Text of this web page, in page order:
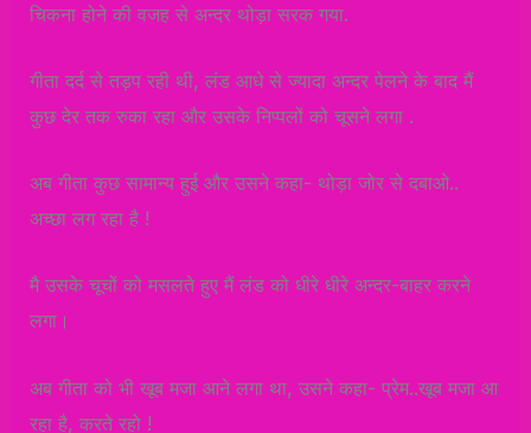
चिकना होने की वजह से अन्दर थोड़ा सरक गया.
गीता दर्द से तड़प रही थी, लंड आधे से ज्यादा अन्दर पेलने के बाद मैं
कुछ देर तक रुका रहा और उसके निप्पलों को चूसने लगा .
अब गीता कुछ सामान्य हुई और उसने कहा- थोड़ा जोर से दबाओ..
अच्छा लग रहा है !
मै उसके चूचों को मसलते हुए मैं लंड को धीरे धीरे अन्दर-बाहर करने
लगा।
अब गीता को भी खूब मजा आने लगा था, उसने कहा- प्रेम..खूब मजा आ
रहा है, करते रहो !